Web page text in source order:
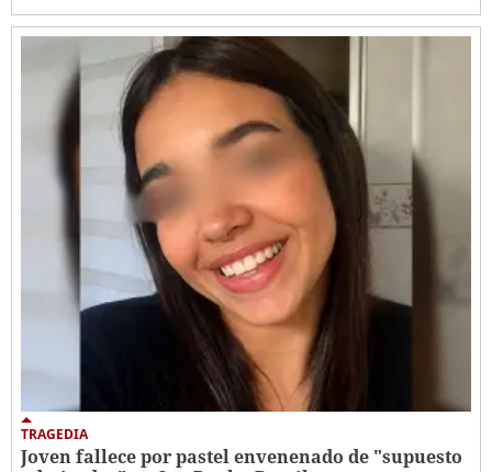
TRAGEDIA
Joven fallece por pastel envenenado de "supuesto